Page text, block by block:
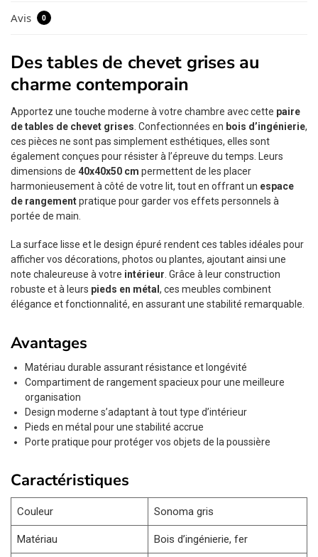
Avis 0
Des tables de chevet grises au
charme contemporain
Apportez une touche moderne à votre chambre avec cette paire
de tables de chevet grises . Confectionnées en bois d’ingénierie,
ces pièces ne sont pas simplement esthétiques, elles sont
également conçues pour résister à l’épreuve du temps. Leurs
dimensions de 40x40x50 cm permettent de les placer
harmonieusement à côté de votre lit, tout en offrant un espace
de rangementpratique pour garder vos effets personnels à
portée de main.
La surface lisse et le design épuré rendent ces tables idéales pour
afficher vos décorations, photos ou plantes, ajoutant ainsi une
note chaleureuse à votre intérieur. Grâce à leur construction
robuste et à leurs pieds en métal , ces meubles combinent
élégance et fonctionnalité, en assurant une stabilité remarquable.
Avantages
Matériau durable assurant résistance et longévité
Compartiment de rangement spacieux pour une meilleure
organisation
Design moderne s’adaptant à tout type d’intérieur
Pieds en métal pour une stabilité accrue
Porte pratique pour protéger vos objets de la poussière
Caractéristiques
Couleur Sonoma gris
Matériau Bois d’ingénierie, fer